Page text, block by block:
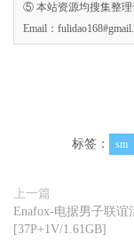
⑤ 本站资源均搜集整理
Email：
标签： sm
上一篇
Enafox-电据男子联谊
[37P+1V/1.61GB]